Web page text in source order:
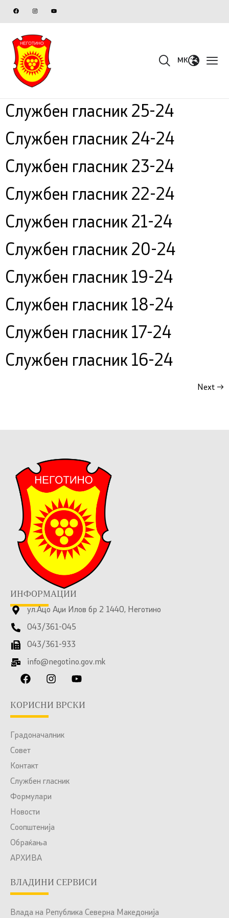
MK
Службен гласник 25-24
Службен гласник 24-24
Службен гласник 23-24
Службен гласник 22-24
Службен гласник 21-24
Службен гласник 20-24
Службен гласник 19-24
Службен гласник 18-24
Службен гласник 17-24
Службен гласник 16-24
Next →
ИНФОРМАЦИИ
ул.Ацо Аџи Илов бр 2 1440, Неготино
043/361-045
043/361-933
info@negotino.gov.mk
КОРИСНИ ВРСКИ
Градоначалник
Совет
Контакт
Службен гласник
Формулари
Новости
Соопштенија
Обраќања
АРХИВА
ВЛАДИНИ СЕРВИСИ
Влада на Република Северна Македонија